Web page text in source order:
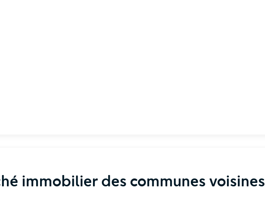
immobilier des communes voisines